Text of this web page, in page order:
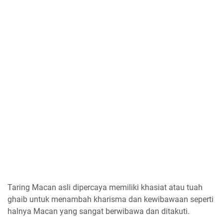
Taring Macan asli dipercaya memiliki khasiat atau tuah
ghaib untuk menambah kharisma dan kewibawaan seperti
halnya Macan yang sangat berwibawa dan ditakuti.